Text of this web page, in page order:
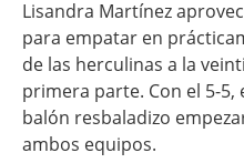
Lisandra Martínez
para empatar en
de las herculinas a la
primera parte. Con el 5-
balón resbaladizo
ambos equipos.